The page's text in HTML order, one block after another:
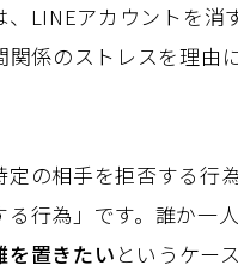
LINEアカウントを消
関係のストレスを理由
定の相手を拒否する行
行為」です。誰か一
を置きたい というケー